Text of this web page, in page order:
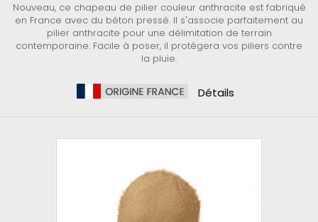
Nouveau, ce chapeau de pilier couleur anthracite est fabriqué
en France avec du béton pressé. Il s'associe parfaitement au
pilier anthracite pour une délimitation de terrain
contemporaine. Facile à poser, il protègera vos piliers contre
la pluie.
Détails